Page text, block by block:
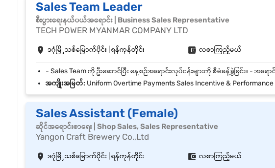
Sales Team Leader
စီးပွားရေးနယ်ပယ်အရောင်း | Business Sales Representative
TECH POWER MYANMAR COMPANY LTD
ဒဂုံမြို့သစ်မြောက်ပိုင်း | ရန်ကုန်တိုင်း လစာကြည့်မယ်
အကျိုးအမြတ်: Uniform Overtime Payments Sales Incentive & Performance
Sales Assistant (Female)
ဆိုင်အရောင်းစာရေး | Shop Sales, Sales Representative
Yangon Craft Brewery Co.,Ltd
ဒဂုံမြို့သစ်မြောက်ပိုင်း | ရန်ကုန်တိုင်း လစာကြည့်မယ်